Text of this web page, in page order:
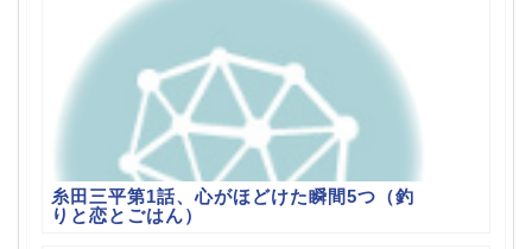
糸田三平第1話、心がほどけた瞬間5つ（釣
りと恋とごはん）